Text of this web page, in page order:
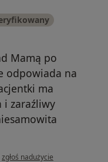
Mamą po
odpowiada na
ma
i zaraźliwy
w opinii użytkownika Góralka
zgłoś nadużycie